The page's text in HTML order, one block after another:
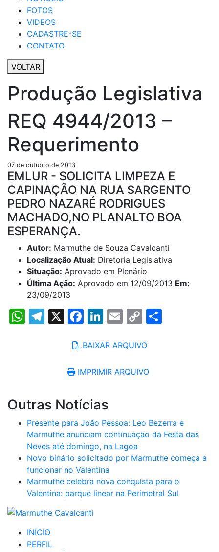
FOTOS
VIDEOS
CADASTRE-SE
CONTATO
VOLTAR
Produção Legislativa
REQ 4944/2013 –
Requerimento
07 de outubro de 2013
EMLUR - SOLICITA LIMPEZA E
CAPINAÇÃO NA RUA SARGENTO
PEDRO NAZARÉ RODRIGUES
MACHADO,NO PLANALTO BOA
ESPERANÇA.
Autor: Marmuthe de Souza Cavalcanti
Localização Atual: Diretoria Legislativa
Situação: Aprovado em Plenário
Última Ação: Aprovado em 12/09/2013 Em:
23/09/2013
WhatsApp
Telegram
X Facebook
LinkedIn
Email
Copy
BAIXAR ARQUIVO
IMPRIMIR ARQUIVO
Outras Notícias
Presente para João Pessoa: Leo Bezerra e
Marmuthe anunciam continuação da Festa das
Neves até domingo, na Lagoa
Novo binário solicitado por Marmuthe começa a
funcionar no Valentina
Marmuthe celebra nova conquista para o
Valentina: parque linear na Perimetral Sul
INÍCIO
PERFIL